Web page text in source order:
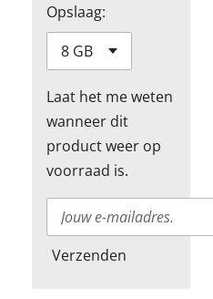
Opslaag:
Laat het me weten
wanneer dit
product weer op
voorraad is.
Verzenden